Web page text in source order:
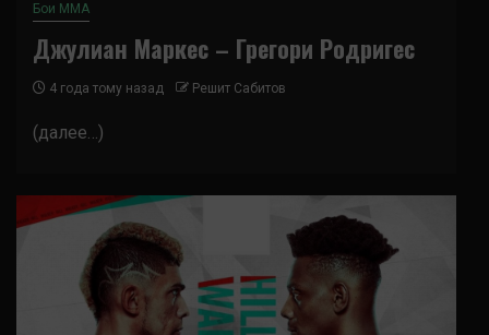
Бои ММА
Джулиан Маркес – Грегори Родригес
4 года тому назад Решит Сабитов
(далее…)